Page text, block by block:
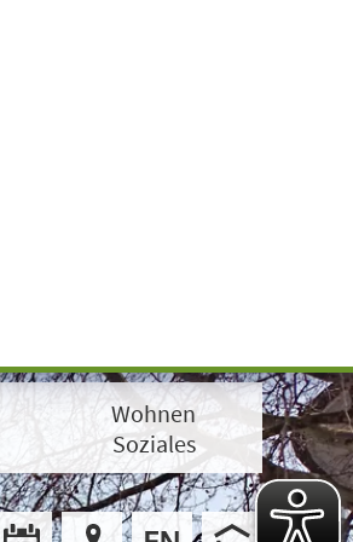
Wohnen
Soziales